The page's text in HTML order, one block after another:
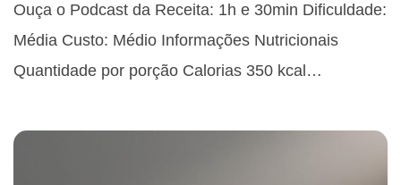
Ouça o Podcast da Receita: 1h e 30min Dificuldade:
Média Custo: Médio Informações Nutricionais
Quantidade por porção Calorias 350 kcal…